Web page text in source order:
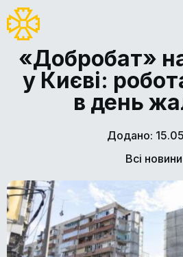
«Добробат»
у Києві:
в день
Додано:
Всі новини